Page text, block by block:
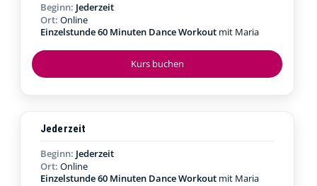
Kurs buchen
Beginn: Jederzeit
Ort: Online
Einzelstunde 60 Minuten Dance Workout mit Maria
Jederzeit
Beginn: Jederzeit
Ort: Online
Einzelstunde 60 Minuten Dance Workout mit Maria